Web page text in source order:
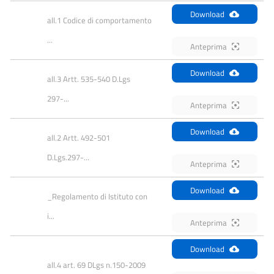
all.1 Codice di comportamento
...
Download
Anteprima
all.3 Artt. 535-540 D.Lgs
297-...
Download
Anteprima
all.2 Artt. 492-501
D.Lgs.297-...
Download
Anteprima
_Regolamento di Istituto con
i...
Download
Anteprima
all.4 art. 69 DLgs n.150-2009
Download